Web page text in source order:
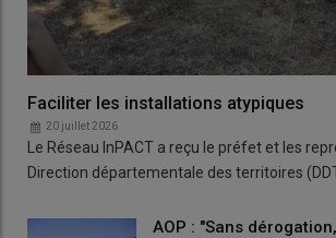
Faciliter les installations atypiques
20 juillet 2026
Le Réseau InPACT a reçu le préfet et les
Direction départementale des territoires
AOP : "Sans